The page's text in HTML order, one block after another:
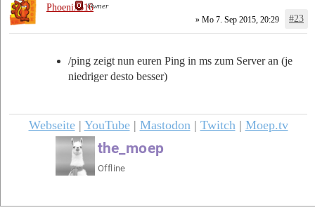
» Mo 7. Sep 2015, 20:29 #23
/ping zeigt nun euren Ping in ms zum Server an (je
niedriger desto besser)
Webseite| YouTube| Mastodon | Twitch | Moep.tv
Phoenix616Owner